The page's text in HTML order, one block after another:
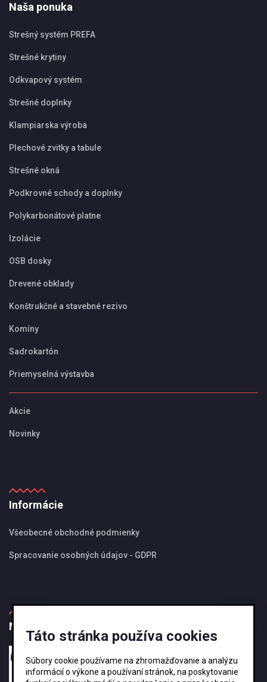
Naša ponuka
Strešný systém PREFA
Strešné krytiny
Odkvapový systém
Strešné doplnky
Klampiarska výroba
Plechové zvitky a tabule
Strešné okná
Podkrovné schody a doplnky
Polykarbonátové platne
Izolácie
OSB dosky
Drevené obklady
Konštrukčné a stavebné rezivo
Komíny
Sadrokartón
Priemyselná výstavba
Akcie
Novinky
Informácie
Všeobecné obchodné podmienky
Spracovanie osobných údajov - GDPR
MBS Magazín
Ako si vybrať správnu veľkosť odkvapového
systému KJG ?
Táto stránka používa cookies
Súbory cookie používame na zhromažďovanie a analýzu
informácií o výkone a používaní stránok, na poskytovanie